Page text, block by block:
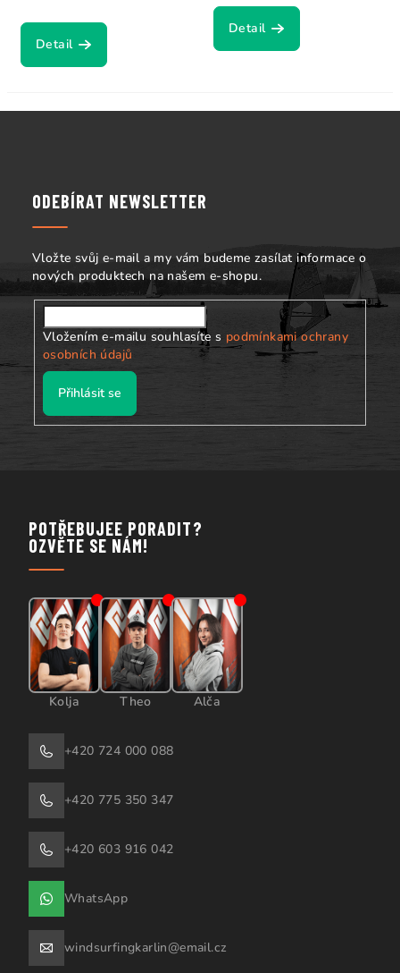
Detail
Detail
ODEBÍRAT NEWSLETTER
Vložte svůj e-mail a my vám budeme zasílat informace o
nových produktech na našem e-shopu.
Vložením e-mailu souhlasíte s podmínkami ochrany
osobních údajů
Přihlásit se
POTŘEBUJEE PORADIT?
OZVĚTE SE NÁM!
Kolja Theo Alča
+420 724 000 088
+420 775 350 347
+420 603 916 042
WhatsApp
windsurfingkarlin@email.cz